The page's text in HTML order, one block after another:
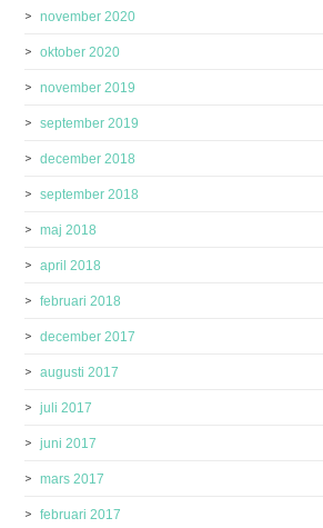
november 2020
oktober 2020
november 2019
september 2019
december 2018
september 2018
maj 2018
april 2018
februari 2018
december 2017
augusti 2017
juli 2017
juni 2017
mars 2017
februari 2017